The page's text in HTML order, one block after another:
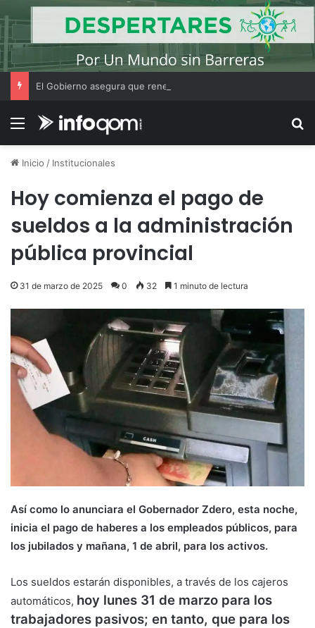
Menú
Inicio / Institucionales
Hoy comienza el pago de
sueldos a la administración
pública provincial
31 de marzo de 2025 0 32 1 minuto de lectura
Así como lo anunciara el Gobernador Zdero, esta noche,
inicia el pago de haberes a los empleados públicos, para
los jubilados y mañana, 1 de abril, para los activos.
Los sueldos estarán disponibles, a través de los cajeros
automáticos, hoy lunes 31 de marzo para los
trabajadores pasivos; en tanto, que para los